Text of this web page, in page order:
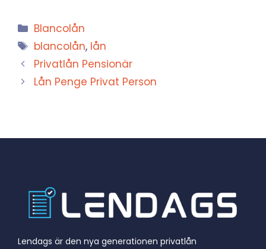
Kategorier
Blancolån
Etiketter
blancolån, lån
Privatlån Pensionär
Lån Penge Privat Person
Lendags är den nya generationen privatlån